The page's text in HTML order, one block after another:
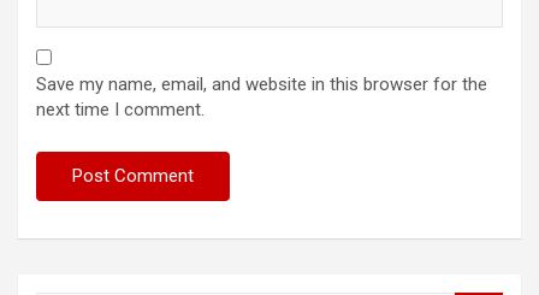
Save my name, email, and website in this browser for the
next time I comment.